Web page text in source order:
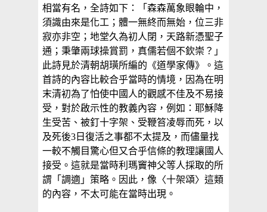
相當有名，全詩如下：「森森萬象眼輪中，
須識由來是化工；體一無終而無始，位三非
寂亦非空；地堂久為初人閉，天路新憑聖子
通；秉肇兩球操賞罰，真儒若個不欽崇？」
此詩見於清朝胡璜所編的《道學家傳》。這
首詩的內容比較合乎當時的情境，因為在明
末清初為了怕使中國人的觀感不佳及不易接
受，對於啟示性的教義內容，例如：耶穌降
生受苦、被釘十字架、受鞭笞凌辱而死，以
及死後3日復活之事都不太提及，而儘量找
一較不觸目驚心但又合乎信條的教理讓國人
接受。這就是當時利瑪竇神父等人採取的所
謂「調適」策略。因此，像〈十架頌〉這類
的內容，不太可能在當時出現。